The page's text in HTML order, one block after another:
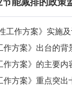
工作方案》实施
作方案》出台的背
方案》的主要内
方案》重点突出